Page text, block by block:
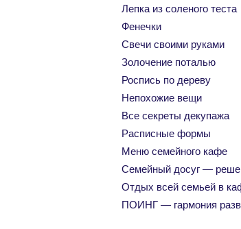
Лепка из соленого теста
Фенечки
Свечи своими руками
Золочение поталью
Роспись по дереву
Непохожие вещи
Все секреты декупажа
Расписные формы
Меню семейного кафе
Семейный досуг —
Отдых всей семьей в
ПОИНГ — гармония